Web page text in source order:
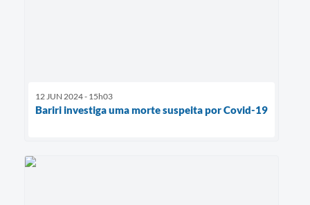
12 JUN 2024 - 15h03
Bariri investiga uma morte suspeita por Covid-19